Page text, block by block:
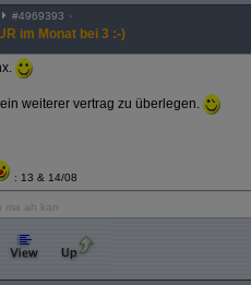
#4969393
im Monat bei 3 :-)
weiterer vertrag zu überlegen.
: 13 & 14/08
ma ah kan